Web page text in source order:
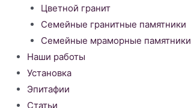
Цветной гранит
Семейные гранитные памятники
Семейные мраморные памятники
Наши работы
Установка
Эпитафии
Статьи